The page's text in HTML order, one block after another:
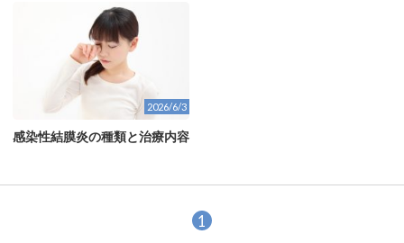
2026/6/3
感染性結膜炎の種類と治療内容
1